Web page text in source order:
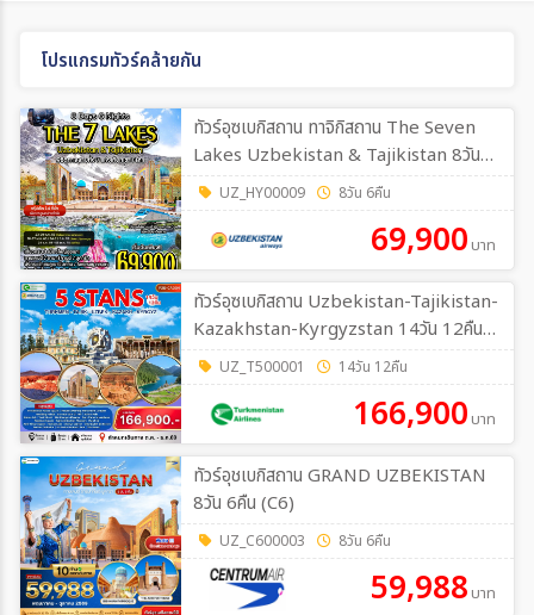
โปรแกรมทัวร์คล้ายกัน
ทัวร์อุซเบกิสถาน ทาจิกิสถาน The Seven
Lakes Uzbekistan & Tajikistan 8วัน
6คืน (HY)
UZ_HY00009 8วัน 6คืน
69,900 บาท
ทัวร์อุซเบกิสถาน Uzbekistan-Tajikistan-
Kazakhstan-Kyrgyzstan 14วัน 12คืน
(T5,HY)
UZ_T500001 14วัน 12คืน
166,900 บาท
ทัวร์อุชเบกิสถาน GRAND UZBEKISTAN
8วัน 6คืน (C6)
UZ_C600003 8วัน 6คืน
59,988 บาท